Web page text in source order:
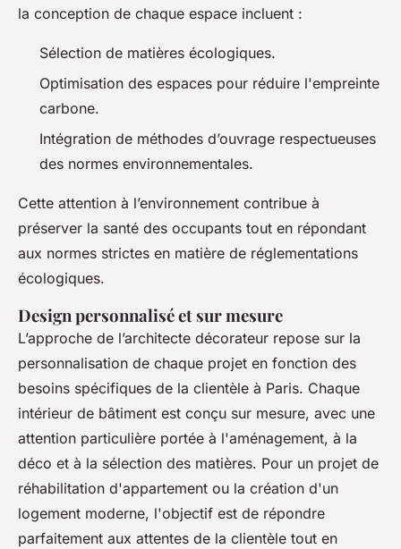
la conception de chaque espace incluent :
Sélection de matières écologiques.
Optimisation des espaces pour réduire l'empreinte
carbone.
Intégration de méthodes d’ouvrage respectueuses
des normes environnementales.
Cette attention à l’environnement contribue à
préserver la santé des occupants tout en répondant
aux normes strictes en matière de réglementations
écologiques.
Design personnalisé et sur mesure
L’approche de l’architecte décorateur repose sur la
personnalisation de chaque projet en fonction des
besoins spécifiques de la clientèle à Paris. Chaque
intérieur de bâtiment est conçu sur mesure, avec une
attention particulière portée à l'aménagement, à la
déco et à la sélection des matières. Pour un projet de
réhabilitation d'appartement ou la création d'un
logement moderne, l'objectif est de répondre
parfaitement aux attentes de la clientèle tout en